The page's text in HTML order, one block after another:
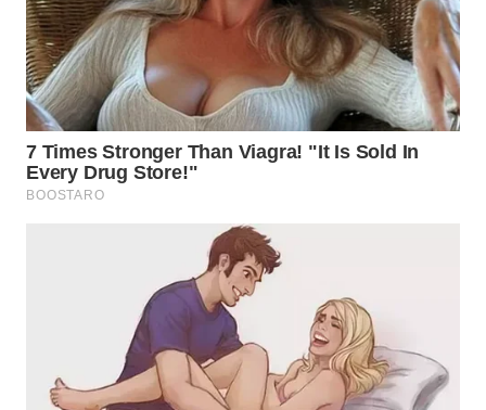
WN
SULUT
WN
MALUKU
WN
MALUT
TOBA